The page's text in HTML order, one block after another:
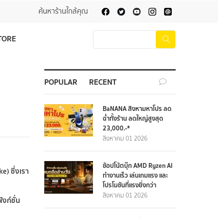
ค้นหาร้านใกล้คุณ
ซึ่งเรา
งก์ชั่น
POPULAR RECENT
BaNANA สิงหามหาโปร ลด
ฉ่ำทั้งร้าน ลดใหญ่สูงสุด
23,000.-*
สิงหาคม 01 2026
ช้อปโน้ตบุ๊ก AMD Ryzen AI
ทำงานเร็ว เล่นเกมแรง และ
โปรโมชันที่แรงยิ่งกว่า
สิงหาคม 01 2026